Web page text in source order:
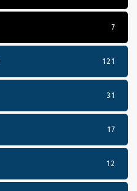
7
121
31
17
12